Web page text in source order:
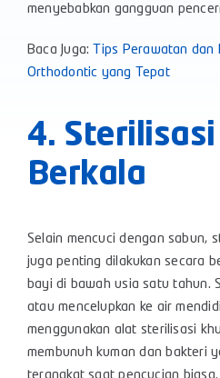
menyebabkan gangguan
Baca Juga:
Tips Perawatan
Orthodontic yang Tepat
4. Sterilisasi
Berkala
Selain mencuci dengan sabun,
juga penting dilakukan secara
bayi di bawah usia satu tahun.
atau mencelupkan ke air
menggunakan alat sterilisasi
membunuh kuman dan bakteri